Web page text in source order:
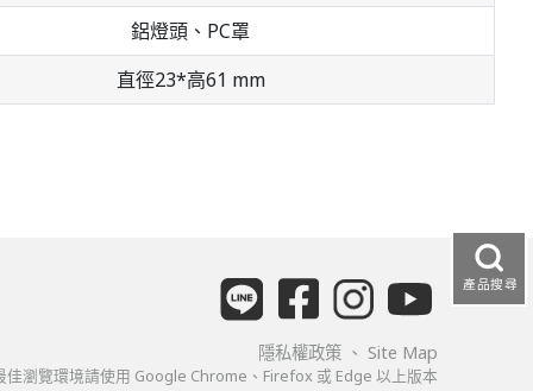
鋁燈頭、PC罩
直徑23*高61 mm
隱私權政策 、 Site Map
佳瀏覽環境請使用 Google Chrome、Firefox 或 Edge 以上版本
產品搜尋